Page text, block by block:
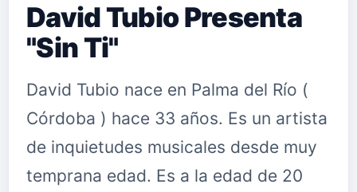
David Tubio Presenta
"Sin Ti"
David Tubio nace en Palma del Río (
Córdoba ) hace 33 años. Es un artista
de inquietudes musicales desde muy
temprana edad. Es a la edad de 20